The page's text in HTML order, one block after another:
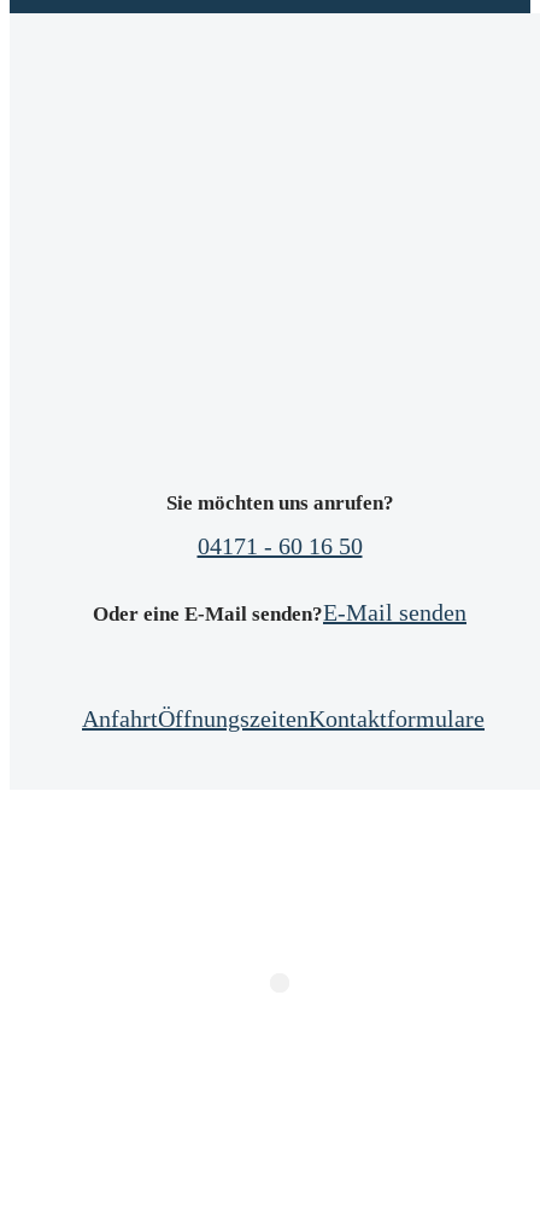
Sie möchten uns anrufen?
04171 - 60 16 50
Oder eine E-Mail senden?E-Mail senden
AnfahrtÖffnungszeitenKontaktformulare